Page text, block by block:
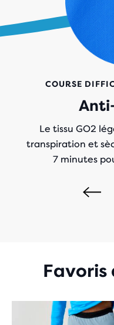
COURSE
Le tissu GO2
transpiration et
7 minutes
Favoris